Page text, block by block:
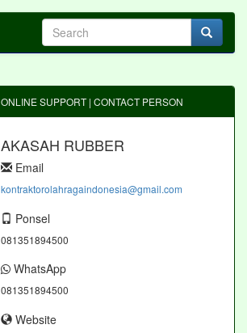
ONLINE SUPPORT | CONTACT PERSON
AKASAH RUBBER
Email
kontraktorolahragaindonesia@gmail.com
Ponsel
081351894500
WhatsApp
081351894500
Website